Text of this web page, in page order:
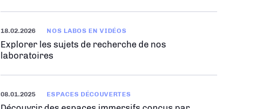
18.02.2026 NOS LABOS EN VIDÉOS
Explorer les sujets de recherche de nos
laboratoires
08.01.2025 ESPACES DÉCOUVERTES